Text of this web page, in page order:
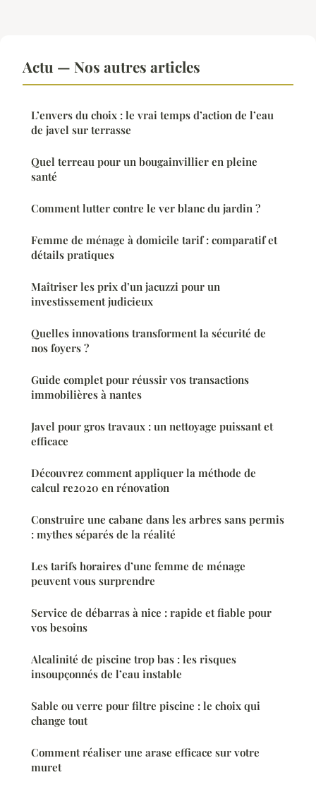
Actu — Nos autres articles
L’envers du choix : le vrai temps d’action de l’eau
de javel sur terrasse
Quel terreau pour un bougainvillier en pleine
santé
Comment lutter contre le ver blanc du jardin ?
Femme de ménage à domicile tarif : comparatif et
détails pratiques
Maîtriser les prix d’un jacuzzi pour un
investissement judicieux
Quelles innovations transforment la sécurité de
nos foyers ?
Guide complet pour réussir vos transactions
immobilières à nantes
Javel pour gros travaux : un nettoyage puissant et
efficace
Découvrez comment appliquer la méthode de
calcul re2020 en rénovation
Construire une cabane dans les arbres sans permis
: mythes séparés de la réalité
Les tarifs horaires d’une femme de ménage
peuvent vous surprendre
Service de débarras à nice : rapide et fiable pour
vos besoins
Alcalinité de piscine trop bas : les risques
insoupçonnés de l’eau instable
Sable ou verre pour filtre piscine : le choix qui
change tout
Comment réaliser une arase efficace sur votre
muret